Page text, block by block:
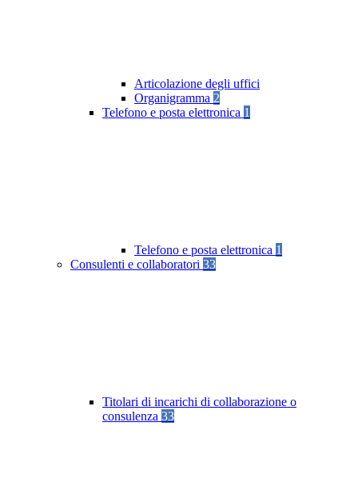
Articolazione degli uffici
Organigramma 2
Telefono e posta elettronica 1
Telefono e posta elettronica 1
Consulenti e collaboratori 33
Titolari di incarichi di collaborazione o
consulenza 33